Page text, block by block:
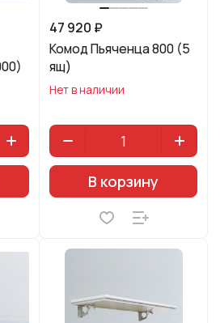
47 920 ₽
Комод Пьяченца 800 (5
ящ)
Нет в наличии
В корзину